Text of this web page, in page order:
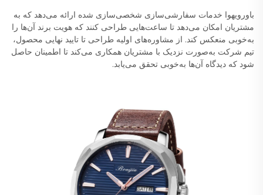
باورویهوا خدمات سفارشی‌سازی شخصی‌سازی شده ارائه می‌دهد که به
مشتریان امکان می‌دهد تا ساعت‌هایی طراحی کنند که هویت برند آن‌ها را
به‌خوبی منعکس کند. از مشاوره‌های اولیه طراحی تا تایید نهایی محصول،
تیم شرکت به‌صورت نزدیک با مشتریان همکاری می‌کند تا اطمینان حاصل
شود که دیدگاه آن‌ها به‌خوبی تحقق می‌یابد.